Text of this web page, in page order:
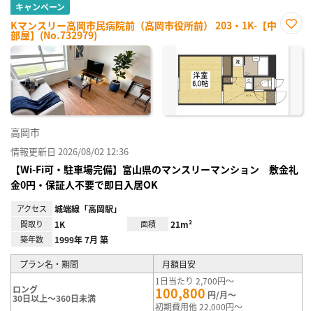
キャンペーン
Kマンスリー高岡市民病院前（高岡市役所前） 203・1K-【中
部屋】(No.732979)
に入
高岡市
情報更新日 2026/08/02 12:36
【Wi-Fi可・駐車場完備】富山県のマンスリーマンション 敷金礼
金0円・保証人不要で即日入居OK
アクセス 城端線「高岡駅」
間取り 1K 面積 21m²
築年数 1999年 7月 築
プラン名・期間 月額目安
ロング
30日以上～360日未満
1日当たり 2,700円～
100,800 円/月～
初期費用他 22,000円～